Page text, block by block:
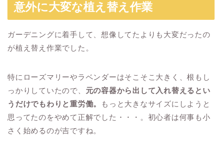
意外に大変な植え替え作業
ガーデニングに着手して、想像してたよりも大変だったの
が植え替え作業でした。
特にローズマリーやラベンダーはそこそこ大きく、根もし
っかりしていたので、 元の容器から出して入れ替えるとい
うだけでもわりと重労働。
もっと大きなサイズにしようと
思ってたのをやめて正解でした・・・。初心者は何事も小
さく始めるのが吉ですね。